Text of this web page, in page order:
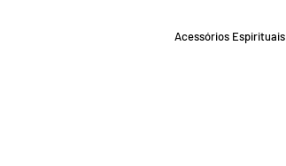
Acessórios Espirituais